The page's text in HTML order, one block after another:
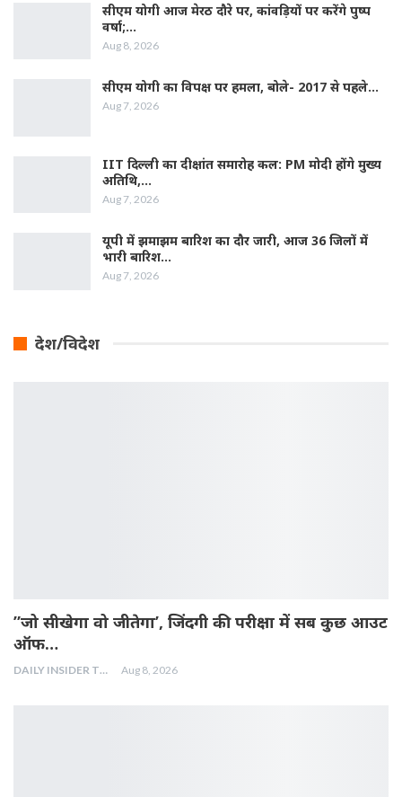
सीएम योगी आज मेरठ दौरे पर, कांवड़ियों पर करेंगे पुष्प
वर्षा;…
Aug 8, 2026
सीएम योगी का विपक्ष पर हमला, बोले- 2017 से पहले…
Aug 7, 2026
IIT दिल्ली का दीक्षांत समारोह कल: PM मोदी होंगे मुख्य
अतिथि,…
Aug 7, 2026
यूपी में झमाझम बारिश का दौर जारी, आज 36 जिलों में
भारी बारिश…
Aug 7, 2026
देश/विदेश
”जो सीखेगा वो जीतेगा’, जिंदगी की परीक्षा में सब कुछ आउट
ऑफ…
DAILY INSIDER TEAM Aug 8, 2026